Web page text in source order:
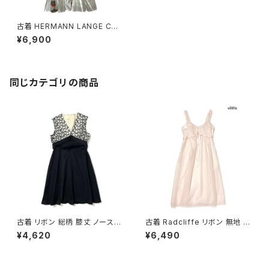
古着 HERMANN LANGE COL
LECTION ベルト付き 花柄 ロ
ング丈 ノースリーブ ワンピース
¥6,900
同じカテゴリの商品
古着 リボン 総柄 膝丈 ノースリ
ーブ ワンピース 黒 (oa26070
13)
¥4,620
古着 Radcliffe リボン 無地 シ
フォン ナイロン ロング丈 ノース
リーブ ワンピース ピンク (otu2
¥6,490